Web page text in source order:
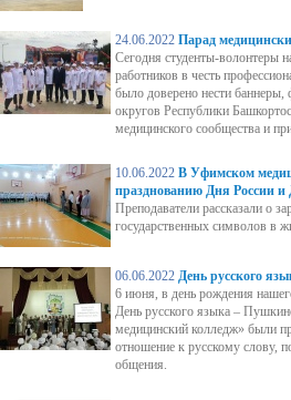
24.06.2022 Парад
Сегодня студенты-волонтеры
работников в честь
было доверено нести
округов Республики
медицинского сообщества и
10.06.2022 В Уфимском
празднованию Дня России и
Преподаватели рассказали о
государственных символов в
06.06.2022 День русского
6 июня, в день рождения
День русского языка –
медицинский колледж» были
отношение к русскому слову,
общения.